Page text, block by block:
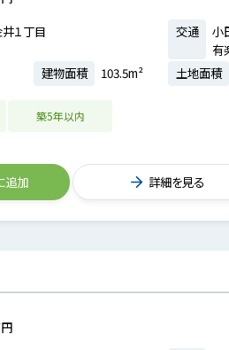
１丁目 交通
小
有
建物面積 103.5m² 土地面積
築5年以内
追加 詳細を見る